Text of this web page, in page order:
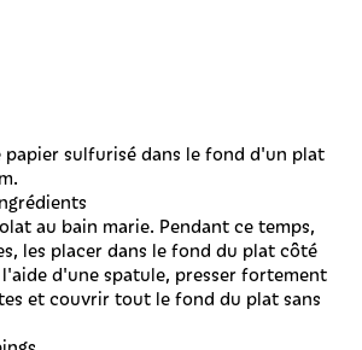
papier sulfurisé dans le fond d'un plat
au bain marie. Pendant ce temps,
les placer dans le fond du plat côté
d'une spatule, presser fortement
et couvrir tout le fond du plat sans